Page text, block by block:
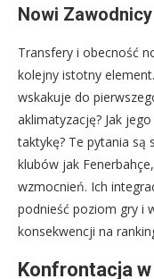
Nowi
Transfery i obecność
kolejny istotny
wskakuje do
aklimatyzację? Jak
taktykę? Te pytania są
klubów jak
wzmocnień. Ich
podnieść poziom gry i
konsekwencji na
Konfrontacja